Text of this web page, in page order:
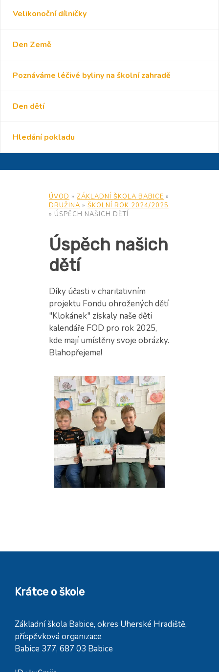
Velikonoční dílničky
Den Země
Poznáváme léčivé byliny na školní zahradě
Den dětí
Hledání pokladu
ÚVOD » ZÁKLADNÍ ŠKOLA BABICE »
DRUŽINA » ŠKOLNÍ ROK 2024/2025
» ÚSPĚCH NAŠICH DĚTÍ
Úspěch našich
dětí
Díky účasti v charitativním
projektu Fondu ohrožených dětí
"Klokánek" získaly naše děti
kalendáře FOD pro rok 2025,
kde mají umístěny svoje obrázky.
Blahopřejeme!
Krátce o škole
Základní škola Babice, okres Uherské Hradiště,
příspěvková organizace
Babice 377, 687 03 Babice